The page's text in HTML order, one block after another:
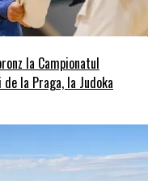
la Campionatul
de la Praga, la Judoka